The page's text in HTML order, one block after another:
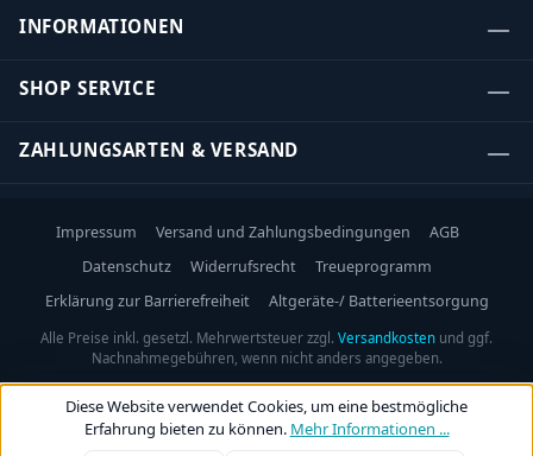
INFORMATIONEN
SHOP SERVICE
ZAHLUNGSARTEN & VERSAND
Impressum Versand und Zahlungsbedingungen
AGB
Datenschutz
Widerrufsrecht
Treueprogramm
Erklärung zur Barrierefreiheit
Altgeräte-/ Batterieentsorgung
Alle Preise inkl. gesetzl. Mehrwertsteuer zzgl. Versandkosten und ggf.
Nachnahmegebühren, wenn nicht anders angegeben.
Diese Website verwendet Cookies, um eine bestmögliche
Erfahrung bieten zu können. Mehr Informationen ...